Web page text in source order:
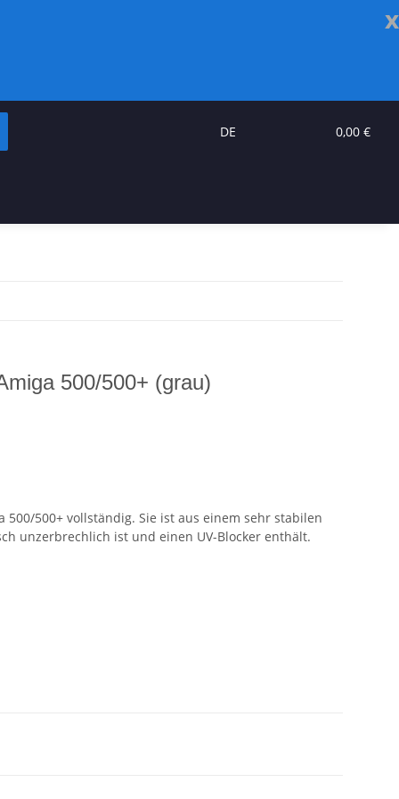
x
DE 0,00 €
500/500+ (grau)
500/500+ vollständig. Sie ist aus einem sehr stabilen
unzerbrechlich ist und einen UV-Blocker enthält.